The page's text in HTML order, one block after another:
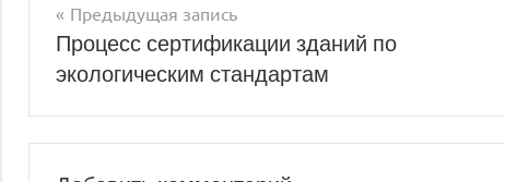
Навигация
по
записям
Предыдущая запись
Процесс сертификации зданий по
экологическим стандартам